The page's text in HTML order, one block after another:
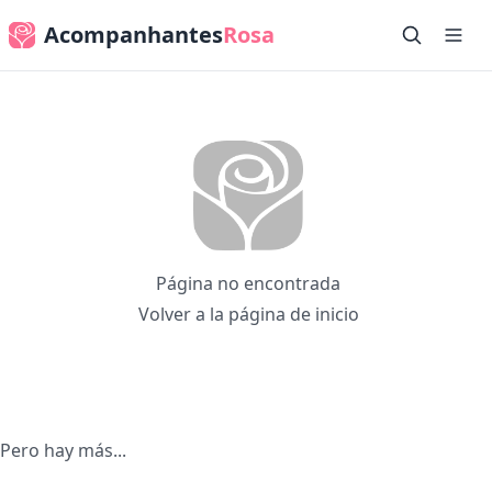
AcompanhantesRosa
Página no encontrada
Volver a la página de inicio
Pero hay más...